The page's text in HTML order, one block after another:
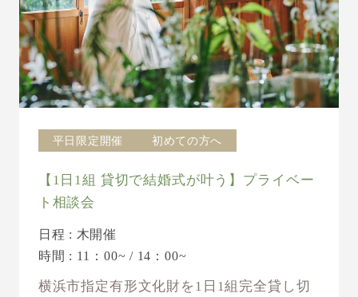
平日限定開催 初めての方へ
【1日1組 貸切で結婚式が叶う】プライベー
ト相談会
日程 : 木開催
時間 : 11：00~ / 14：00~
横浜市指定有形文化財を1日1組完全貸し切